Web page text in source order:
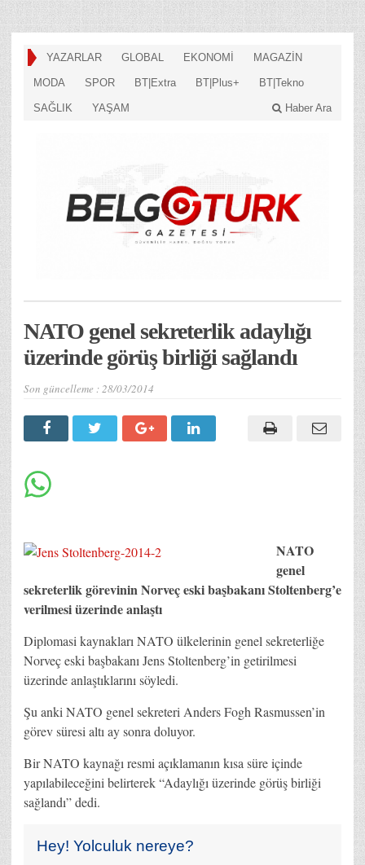
YAZARLAR GLOBAL EKONOMİ MAGAZİN
MODA SPOR BT|Extra BT|Plus+ BT|Tekno
SAĞLIK YAŞAM Haber Ara
NATO genel sekreterlik adaylığı
üzerinde görüş birliği sağlandı
Son güncelleme :28/03/2014
NATO
genel
sekreterlik görevinin Norveç eski başbakanı Stoltenberg’e
verilmesi üzerinde anlaştı
Diplomasi kaynakları NATO ülkelerinin genel sekreterliğe
Norveç eski başbakanı Jens Stoltenberg’in getirilmesi
üzerinde anlaştıklarını söyledi.
Şu anki NATO genel sekreteri Anders Fogh Rasmussen’in
görev süresi altı ay sonra doluyor.
Bir NATO kaynağı resmi açıklamanın kısa süre içinde
yapılabileceğini belirterek “Adaylığı üzerinde görüş birliği
sağlandı” dedi.
Hey! Yolculuk nereye?